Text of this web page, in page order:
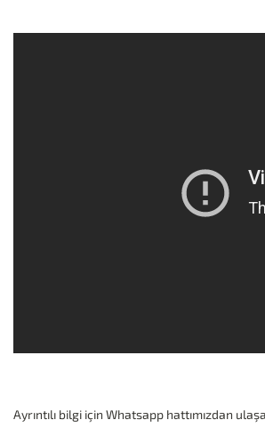
Ayrıntılı bilgi için Whatsapp hattımızdan